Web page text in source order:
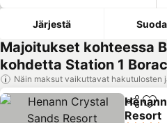
Järjestä
Majoitukset kohteessa
kohdetta Station 1
Näin maksut vaikuttavat hakutulosten
Jaa
Resort